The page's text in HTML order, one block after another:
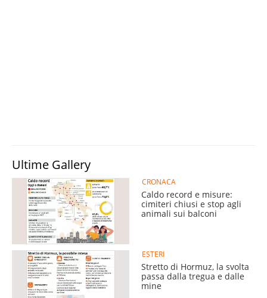
Ultime Gallery
CRONACA
Caldo record e misure:
cimiteri chiusi e stop agli
animali sui balconi
ESTERI
Stretto di Hormuz, la svolta
passa dalla tregua e dalle
mine